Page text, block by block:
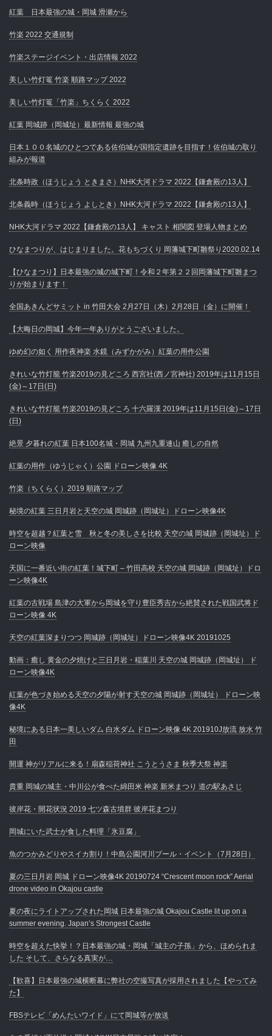
紅葉 日本最強の城・岡城 滑瀬から
竹楽 2022 交通規制
竹楽ステージイベント・出店情報 2022
美しい竹灯篭 竹楽 順路マップ 2022
美しい竹灯篭「竹楽」ちくらく 2022
紅葉 岡城跡（岡城址）最新情報 最強の城
日本１００名城のひとつである佐伯城が国指定遺跡を目指す！佐伯城の取り
組みが報道
北条時政（ほうじょう ときまさ）NHK大河ドラマ 2022【鎌倉殿の13人】
北条義時（ほうじょう よしとき）NHK大河ドラマ 2022【鎌倉殿の13人】
NHK大河ドラマ 2022【鎌倉殿の13人】 キャスト 相関図 登場人物まとめ
ひなまつりが、はじまりました。花もちづくり 岡藩城下町雛祭り2020.02.14
【ひなまつり】日本最強の城の城下町！令和２年第２２回岡藩城下町雛まつ
りが始まります！
全国あきんどサミット in 竹田大会 2月27日（木）2月28日（金）に開催！
【大晦日の岡城】今年一年ありがとうございました。
ゆめ幻の如く 用作夜神楽 水鏡（みずかがみ）紅葉の用作公園
きれいな竹灯籠 竹楽2019の見どころ 西宮社(西ノ宮神社) 2019年は11月15日
(金)～17日(日)
きれいな竹灯籠 竹楽2019の見どころ 十六羅漢 2019年は11月15日(金)～17日
(日)
絶景 夕暮れの紅葉 日本100名城・岡城 九州九重連山 癒しの自然
紅葉の用作（ゆうじゃく）公園 ドローン映像 4K
竹楽（ちくらく）2019 順路マップ
秘境の紅葉 三日月岩と天空の城 岡城跡（岡城址）ドローン映像4K
時空を超越？紅葉と雪 秋と冬の美しさを比較 天空の城 岡城跡（岡城址）ド
ローン映像
天国に一番近い街の紅葉！城下町 – 竹田高校 天空の城 岡城跡（岡城址）ドロ
ーン映像4K
紅葉の古戦場 島津の大軍から岡城を守り豊臣秀吉から絶賛された戦国武将ド
ローン映像 4K
天空の紅葉深まりつつ 岡城跡（岡城址）ドローン映像4K 20191025
動画：癒し 黄金の夕焼けと三日月岩・稲葉川 天空の城 岡城跡（岡城址） ド
ローン映像4K
紅葉が色づき始める天空の夕陽が射す天空の城 岡城跡（岡城址） ドローン映
像4K
秘境にある日本一美しいダム 白水ダム ドローン映像 4K 201910J放流 放水 竹
田
開運 神がリアルに来る！扇森稲荷神社 こうとうさま 秋季大祭 神楽
貴重 岡城の城主・中川公が食べた綿田米 神楽 新米まつり 道の駅あさじ
彼岸花・開花状況 2019 七ツ森古墳群 彼岸花まつり
岡城にいた武士が食した料理「氷豆腐」
魚のつかみどりやスイカ割り！中島公園河川プール・イベント（7月28日）
夏の三日月岩 岡城 ドローン映像4K 20190724 “Crescent moon rock” Aerial
drone video in Okajou castle
夏の夜にライトアップされた岡城 日本最強の城 Okajou Castle lit up on a
summer evening. Japan’s Strongest Castle
時空を超えた快挙！？日本最強の城・岡城「城主の子孫」から、ほめられま
した そして、さらなる真実が…
【歓喜】日本最強の城横断幕に弊社の空撮写真が採用されました【やってみ
た】
FBSテレビ「めんたいワイド」にて岡城等が放送